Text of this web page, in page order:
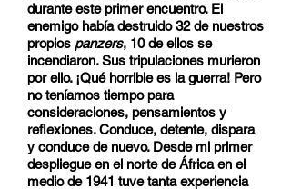
durante este primer encuentro. El
enemigo había destruido 32 de nuestros
propios panzers, 10 de ellos se
incendiaron. Sus tripulaciones murieron
por ello. ¡Qué horrible es la guerra! Pero
no teníamos tiempo para
consideraciones, pensamientos y
reflexiones. Conduce, detente, dispara
y conduce de nuevo. Desde mi primer
despliegue en el norte de África en el
medio de 1941 tuve tanta experiencia